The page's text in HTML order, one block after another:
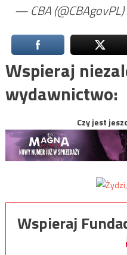
— CBA (@CBAgovPL)
Wspieraj
wydawnictwo:
Czy jest
Wspieraj